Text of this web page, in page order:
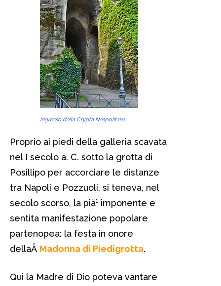
Ingresso della Crypta Neapolitana
Proprio ai piedi della galleria scavata
nel I secolo a. C. sotto la grotta di
Posillipo per accorciare le distanze
tra Napoli e Pozzuoli, si teneva, nel
secolo scorso, la pià¹ imponente e
sentita manifestazione popolare
partenopea: la festa in onore
dellaÂ Madonna di Piedigrotta.
Qui la Madre di Dio poteva vantare